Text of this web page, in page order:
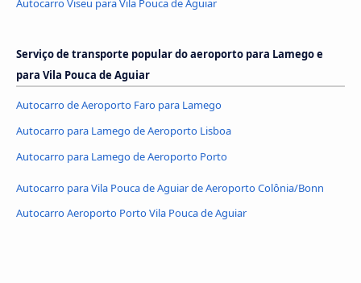
Autocarro Viseu para Vila Pouca de Aguiar
Serviço de transporte popular do aeroporto para Lamego e
para Vila Pouca de Aguiar
Autocarro de Aeroporto Faro para Lamego
Autocarro para Lamego de Aeroporto Lisboa
Autocarro para Lamego de Aeroporto Porto
Autocarro para Vila Pouca de Aguiar de Aeroporto Colônia/Bonn
Autocarro Aeroporto Porto Vila Pouca de Aguiar